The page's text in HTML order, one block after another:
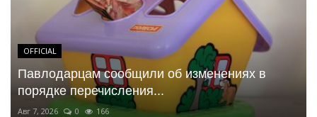
OFFICIAL
Павлодарцам сообщили об изменениях в
порядке перечисления...
Авг 7, 2026 0 166